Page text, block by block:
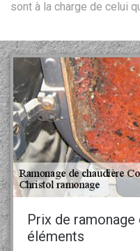
sont à la charge de celui
Prix de
éléments